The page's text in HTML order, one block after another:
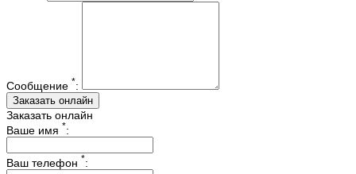
Сообщение *:
Заказать онлайн
Ваше имя *:
Ваш телефон *: